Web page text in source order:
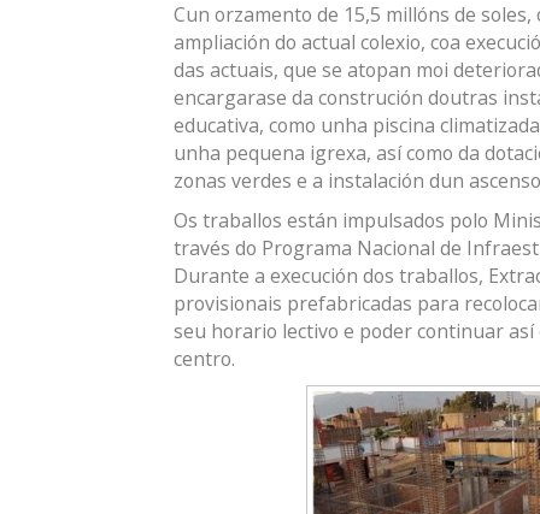
Cun orzamento de 15,5 millóns de
ampliación do actual colexio, coa
das actuais, que se atopan moi
encargarase da construción doutras
educativa, como unha piscina
unha pequena igrexa, así como da
zonas verdes e a instalación dun
Os traballos están impulsados polo
través do Programa Nacional de
Durante a execución dos traballos,
provisionais prefabricadas para
seu horario lectivo e poder continuar así
centro.